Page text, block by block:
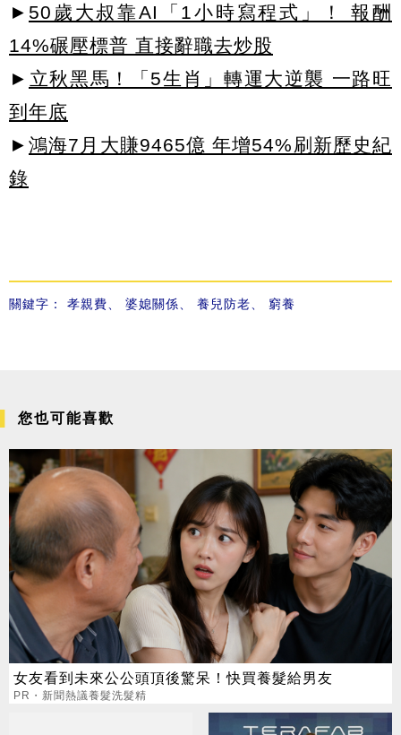
► 50歲大叔靠AI「1小時寫程式」！ 報酬
14%碾壓標普 直接辭職去炒股
► 立秋黑馬！「5生肖」轉運大逆襲 一路旺
到年底
► 鴻海7月大賺9465億 年增54%刷新歷史紀
錄
關鍵字： 孝親費 婆媳關係 養兒防老 窮養
您也可能喜歡
女友看到未來公公頭頂後驚呆！快買養髮給男友
PR・新聞熱議養髮洗髮精